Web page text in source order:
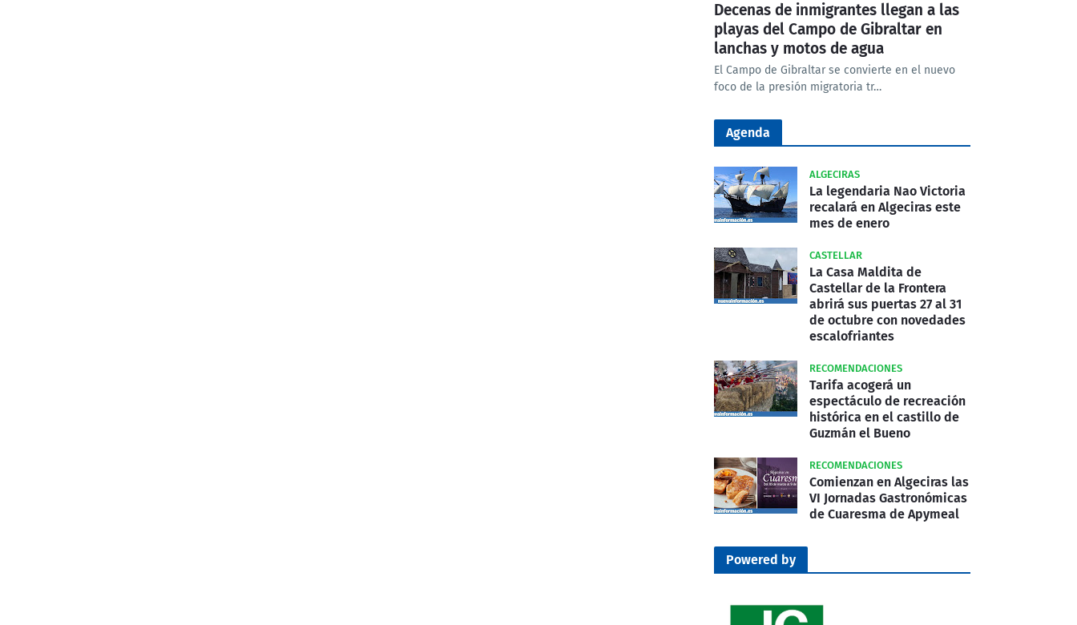
Decenas de inmigrantes llegan a las
playas del Campo de Gibraltar en
lanchas y motos de agua
El Campo de Gibraltar se convierte en el nuevo
foco de la presión migratoria tr…
Agenda
ALGECIRAS
La legendaria Nao Victoria
recalará en Algeciras este
mes de enero
CASTELLAR
La Casa Maldita de
Castellar de la Frontera
abrirá sus puertas 27 al 31
de octubre con novedades
escalofriantes
RECOMENDACIONES
Tarifa acogerá un
espectáculo de recreación
histórica en el castillo de
Guzmán el Bueno
RECOMENDACIONES
Comienzan en Algeciras las
VI Jornadas Gastronómicas
de Cuaresma de Apymeal
Powered by